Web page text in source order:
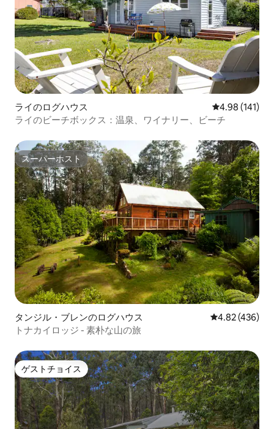
ライのログハウス レビュー141
4.98 (141)
ライのビーチボックス：温泉、ワイナリー、ビーチ
スーパーホスト
スーパーホスト
タンジル・ブレンのログハウス レビュー436
4.82 (436)
トナカイロッジ - 素朴な山の旅
ゲストチョイス
ゲストチョイス